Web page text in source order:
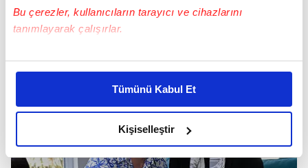
Bu çerezler, kullanıcıların tarayıcı ve cihazlarını
tanımlayarak çalışırlar.
Bu çerezlere izin vermeniz halinde sizlere özel
daha iyi reklam deneyimi yaşatabiliriz. Bunu yaparken
amacımızın size daha iyi bir reklam deneyimi sunmak
olduğunu ve sizlere en iyi içerikleri sunabilmek adına
elimizden gelen çabayı gösterdiğimizi ve bu noktada,
reklamların maliyetlerimizi karşılamak noktasında tek gelir
Tümünü Kabul Et
Kişiselleştir